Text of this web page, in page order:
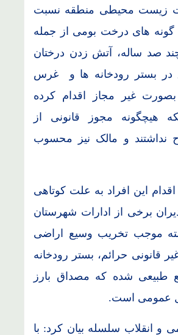
زیست محیطی منطقه نسبت
های درخت بومی از جمله
صد ساله، آتش زدن درختان
در بستر رودخانه ها و غرس
غیر مجاز اقدام کرده
هیچگونه مجوز قانونی از
نداشتند و مالک نیز محسوب
این افراد به علت کوتاهی
برخی از ادارات شهرستان
موجب تخریب وسیع اراضی
قانونی حرائم، بستر رودخانه
طبیعی شده که مصداق بارز
عمومی است.
و انقلاب سلسله بیان کرد: با